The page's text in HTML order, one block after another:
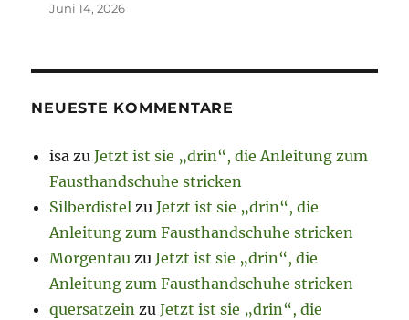
Juni 14, 2026
NEUESTE KOMMENTARE
isa zuJetzt ist sie „drin“, die Anleitung zum
Fausthandschuhe stricken
Silberdistel zuJetzt ist sie „drin“, die
Anleitung zum Fausthandschuhe stricken
Morgentau zuJetzt ist sie „drin“, die
Anleitung zum Fausthandschuhe stricken
quersatzein zuJetzt ist sie „drin“, die